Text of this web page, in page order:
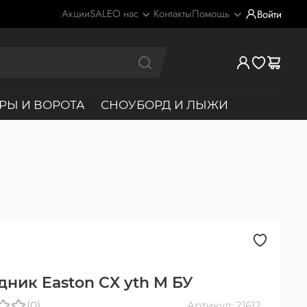
АкцииSALEО нас КонтактыПомощь Войти
И ВОРОТА СНОУБОРД И ЛЫЖИ
Easton CX yth M БУ